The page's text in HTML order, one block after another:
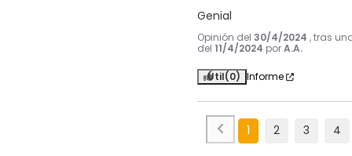
Genial
Opinión del 30/4/2024 , tras
del 11/4/2024 porA.A.
Útil(0) Informe
1 2 3 4